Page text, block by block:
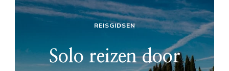
REISGIDSEN
Solo reizen door